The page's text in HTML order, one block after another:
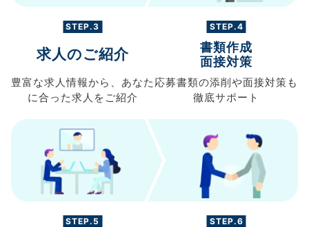
STEP.3
求人のご紹介
豊富な求人情報から、 あなた
に合った求人を ご紹介
STEP.4
書類作成
面接対策
応募書類の添削や面接対策も
徹底サポート
STEP.5 STEP.6